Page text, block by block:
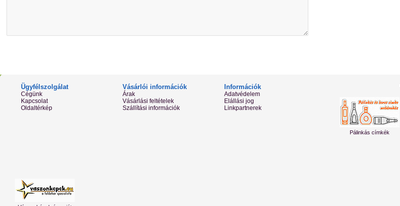
Ügyfélszolgálat
Cégünk
Kapcsolat
Oldaltérkép
Vásárlói információk
Árak
Vásárlási feltételek
Szállítási információk
Információk
Adatvédelem
Elállási jog
Linkpartnerek
Pálinkás címkék